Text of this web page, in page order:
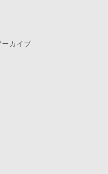
ーカイブ